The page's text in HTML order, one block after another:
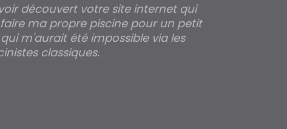
découvert votre site internet qui
ma propre piscine pour un petit
m'aurait été impossible via les
classiques.